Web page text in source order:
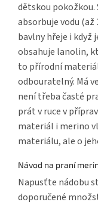
dětskou
absorbuje vodu
bavlny hřeje i
obsahuje lanolin,
to přírodní
odbouratelný. Má
není třeba časté
prát v ruce v
materiál i merino
materiálu, ale o
Návod na praní
Napusťte nádobu
doporučené